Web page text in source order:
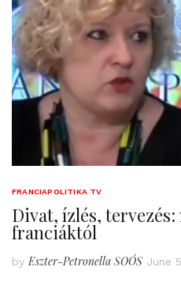
FRANCIAPOLITIKA TV
Divat, ízlés,
franciáktól
byEszter-Petronella SOÓS June